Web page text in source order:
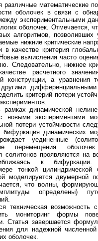
различные математические
оболочек в связи с
экспериментальными
оболочек. Отмечается,
алгоритмов, позволивших
нижние критические
в качестве критерия
вычисления часто
Следовательно, нижнее
расчетного
конструкции, а уравнения
критерий потери
динамической
с новыми экспериментами
потери устойчивости
динамических
уединенные
перемещения
солитонов проявляются на
к
тонкой цилиндрической
моделируется двумерной
что волны,
определены)
техническая возможность
мониторинг формы
Статья завершается
для надежной численной
оболочек.